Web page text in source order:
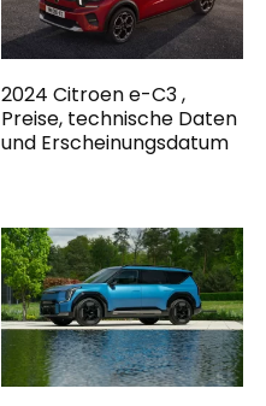
2024 Citroen e-C3 ,
Preise, technische Daten
und Erscheinungsdatum